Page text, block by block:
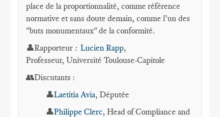
place de la proportionnalité, comme référence
normative et sans doute demain, comme l’un des
"buts monumentaux" de la conformité.
👤Rapporteur :Lucien Rapp,
Professeur, Université Toulouse-Capitole
👥Discutants :
👤Laetitia Avia, Députée
👤Philippe Clerc, Head of Compliance and